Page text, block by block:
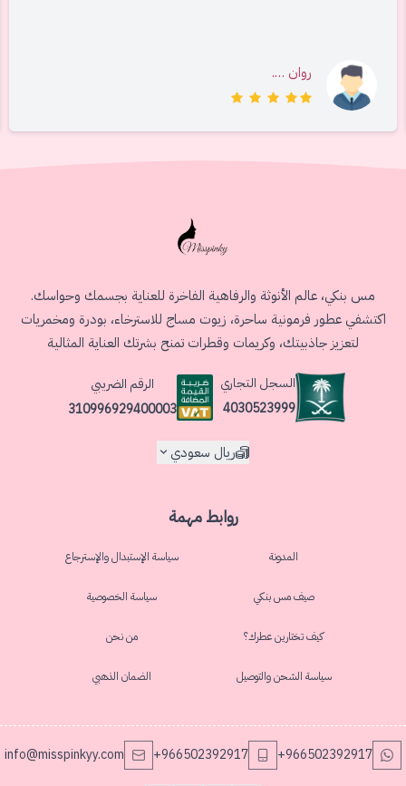
روان ….
روابط مهمة
المدونة
صيف مس بنكي
كيف تختارين عطرك؟
سياسة الشحن والتوصيل
سياسة الإستبدال والإسترجاع
سياسة الخصوصية
من نحن
الضمان الذهبي
مس بنكي، عالم الأنوثة والرفاهية الفاخرة للعناية بجسمك وحواسك.
اكتشفي عطور فرمونية ساحرة، زيوت مساج للاسترخاء، بودرة ومخمريات
لتعزيز جاذبيتك، وكريمات وقطرات تمنح بشرتك العناية المثالية
السجل التجاري
4030523999
الرقم الضريبي
310996929400003
ريال سعودي
+966502392917
+966502392917
info@misspinkyy.com